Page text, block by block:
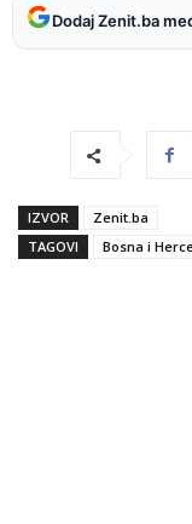
Dodaj Zenit.ba
IZVOR
Zenit.ba
TAGOVI
Bosna i